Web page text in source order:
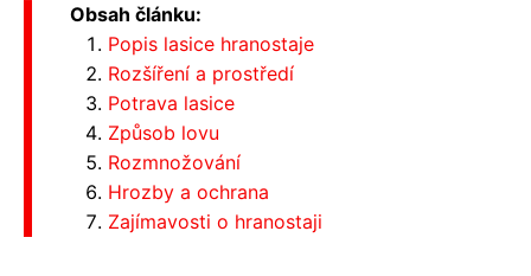
Obsah článku:
Popis lasice hranostaje
Rozšíření a prostředí
Potrava lasice
Způsob lovu
Rozmnožování
Hrozby a ochrana
Zajímavosti o hranostaji